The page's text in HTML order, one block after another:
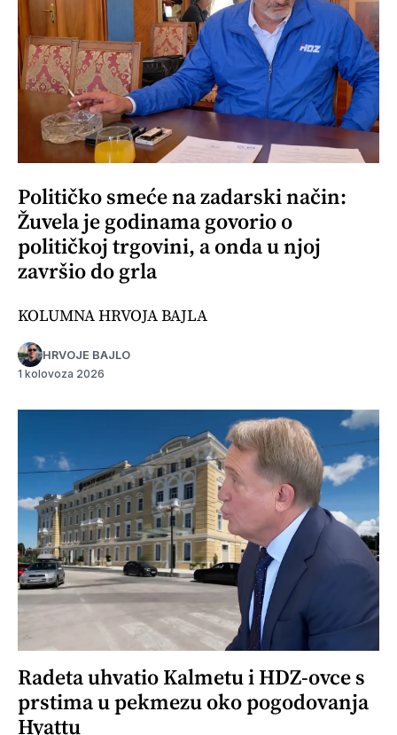
Političko smeće na zadarski način:
Žuvela je godinama govorio o
političkoj trgovini, a onda u njoj
završio do grla
KOLUMNA HRVOJA BAJLA
HRVOJE BAJLO
1 kolovoza 2026
Radeta uhvatio Kalmetu i HDZ-ovce s
prstima u pekmezu oko pogodovanja
Hyattu